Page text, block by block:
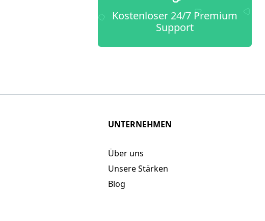
Kostenloser 24/7 Premium
Support
UNTERNEHMEN
Über uns
Unsere Stärken
Blog